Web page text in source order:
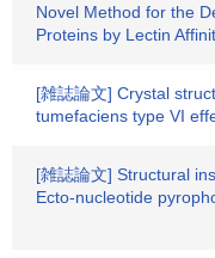
Novel Method for the
Proteins by Lectin
[雑誌論文] Crystal
tumefaciens type VI
[雑誌論文] Structural
Ecto-nucleotide